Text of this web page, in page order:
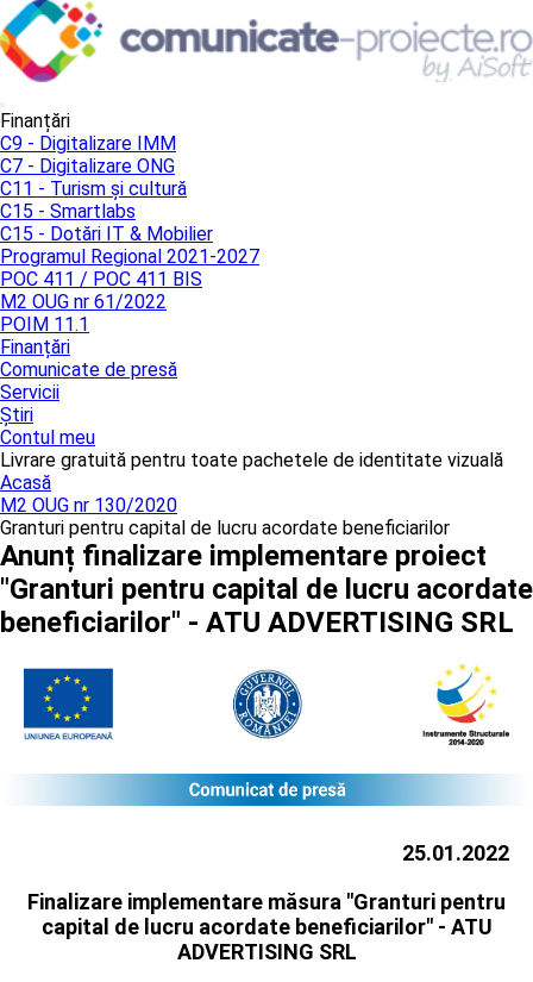
Finanțări
C9 - Digitalizare IMM
C7 - Digitalizare ONG
C11 - Turism și cultură
C15 - Smartlabs
C15 - Dotări IT & Mobilier
Programul Regional 2021-2027
POC 411 / POC 411 BIS
M2 OUG nr 61/2022
POIM 11.1
Finanțări
Comunicate de presă
Servicii
Știri
Contul meu
Livrare gratuită pentru toate pachetele de identitate vizuală
Acasă
M2 OUG nr 130/2020
Granturi pentru capital de lucru acordate beneficiarilor
Anunț finalizare implementare proiect
"Granturi pentru capital de lucru acordate
beneficiarilor" - ATU ADVERTISING SRL
25.01.2022
Finalizare implementare măsura "Granturi pentru
capital de lucru acordate beneficiarilor" - ATU
ADVERTISING SRL